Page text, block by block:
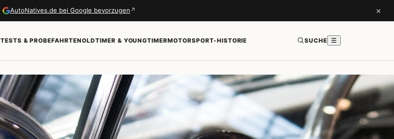
AutoNatives.de bei Google bevorzugen ↗ ×
TESTS & PROBEFAHRTENOLDTIMER & YOUNGTIMERMOTORSPORT-HISTORIE SUCHE ☰